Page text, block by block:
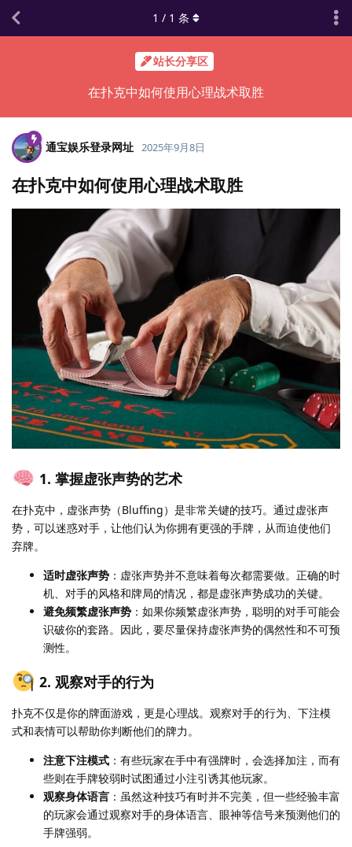
站长分享区
在扑克中如何使用心理战术取胜
1 / 1 条
通宝娱乐登录网址 2025年9月8日
在扑克中如何使用心理战术取胜
1. 掌握虚张声势的艺术
在扑克中，虚张声势（Bluffing）是非常关键的技巧。通过虚张声
势，可以迷惑对手，让他们认为你拥有更强的手牌，从而迫使他们
弃牌。
适时虚张声势 ：虚张声势并不意味着每次都需要做。正确的时
机、对手的风格和牌局的情况，都是虚张声势成功的关键。
避免频繁虚张声势 ：如果你频繁虚张声势，聪明的对手可能会
识破你的套路。因此，要尽量保持虚张声势的偶然性和不可预
测性。
2. 观察对手的行为
扑克不仅是你的牌面游戏，更是心理战。观察对手的行为、下注模
式和表情可以帮助你判断他们的牌力。
注意下注模式 ：有些玩家在手中有强牌时，会选择加注，而有
些则在手牌较弱时试图通过小注引诱其他玩家。
观察身体语言 ：虽然这种技巧有时并不完美，但一些经验丰富
的玩家会通过观察对手的身体语言、眼神等信号来预测他们的
手牌强弱。